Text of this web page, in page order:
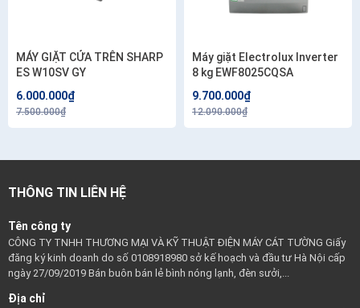
MÁY GIẶT CỬA TRÊN SHARP
ES W10SV GY
6.000.000₫
7.500.000₫
Máy giặt Electrolux Inverter
8 kg EWF8025CQSA
9.700.000₫
12.090.000₫
THÔNG TIN LIÊN HỆ
Tên công ty
CÔNG TY TNHH THƯƠNG MẠI VÀ KỸ THUẬT ĐIỆN MÁY CÁT TƯỜNG Giấy
đăng ký kinh doanh do số 0108918980 sở kế hoạch và đầu tư Hà Nội cấp
ngày 27/09/2019 Bán buôn bán lẻ bình nóng lạnh, đèn sưởi,...
Địa chỉ